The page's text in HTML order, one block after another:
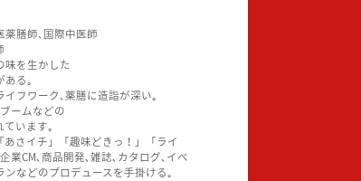
薬膳師､国際中医師
味を生かした
ある｡
フワーク､薬膳に造詣が深い｡
ームなどの
います｡
あさイチ」「趣味どきっ！」「ライ
業CM､商品開発､雑誌､カタログ､イベ
ンなどのプロデュースを手掛ける｡